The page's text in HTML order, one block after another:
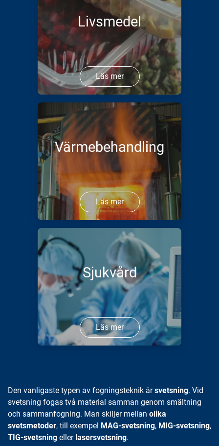
Livsmedel
Läs mer
Värmebehandling
Läs mer
Sjukvård
Läs mer
Den vanligaste typen av fogningsteknik ärsvetsning. Vid
svetsning fogas två material samman genom smältning
och sammanfogning. Man skiljer mellan olika
svetsmetoder, till exempel MAG-svetsning, MIG-svetsning,
TIG-svetsning eller lasersvetsning.